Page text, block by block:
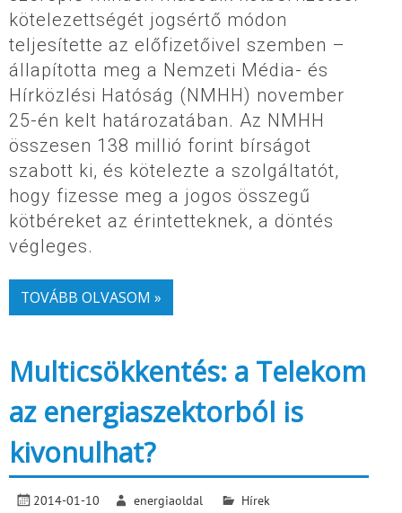
kötelezettségét jogsértő módon
teljesítette az előfizetőivel szemben –
állapította meg a Nemzeti Média- és
Hírközlési Hatóság (NMHH) november
25-én kelt határozatában. Az NMHH
összesen 138 millió forint bírságot
szabott ki, és kötelezte a szolgáltatót,
hogy fizesse meg a jogos összegű
kötbéreket az érintetteknek, a döntés
végleges.
TOVÁBB OLVASOM »
Multicsökkentés: a Telekom
az energiaszektorból is
kivonulhat?
2014-01-10 energiaoldal Hírek